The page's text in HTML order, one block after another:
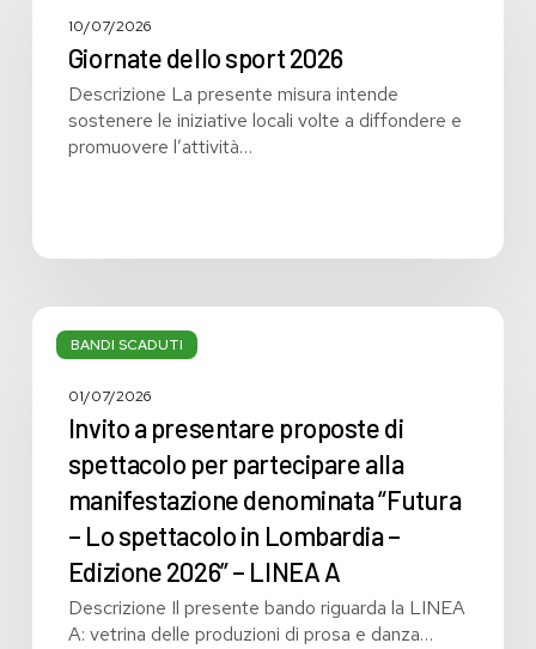
202610/07/2026
Giornate dello sport 2026
Descrizione La presente misura intende
sostenere le iniziative locali volte a diffondere e
promuovere l’attività…
BANDI SCADUTI
Invito
proposte
spettacolo
partecipare
manifestazione
denominata
“Futura
01/07/2026
Invito a presentare proposte di
spettacolo per partecipare alla
manifestazione denominata “Futura
– Lo spettacolo in Lombardia –
Edizione 2026” – LINEA A
Descrizione Il presente bando riguarda la LINEA
A: vetrina delle produzioni di prosa e danza…